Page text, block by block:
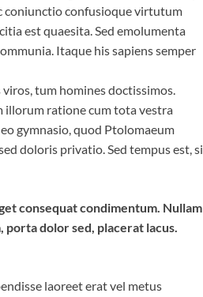
coniunctio confusioque virtutum
est quaesita. Sed emolumenta
Itaque his sapiens semper
tum homines doctissimos.
illorum ratione cum tota vestra
gymnasio, quod Ptolomaeum
doloris privatio. Sed tempus est, si
consequat condimentum. Nullam
dolor sed, placerat lacus.
laoreet erat vel metus